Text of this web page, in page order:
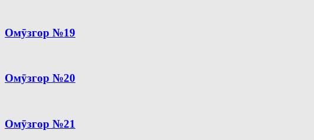
Омӯзгор №19
Омӯзгор №20
Омӯзгор №21